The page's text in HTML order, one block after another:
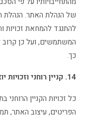
של הנהלת האתר. הנהלת
להתנגד להמחאת זכויות
המשתמשים, ועל כן
כך.
14. קניין רוחני וזכויות יוצרים:
כל זכויות הקניין
הפריטים, עיצוב האתר,